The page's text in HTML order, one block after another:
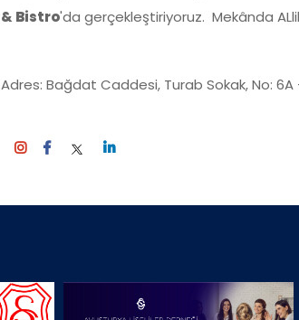
& Bistro'da gerçekleştiriyoruz. Mekânda
Adres: Bağdat Caddesi, Turab Sokak, No: